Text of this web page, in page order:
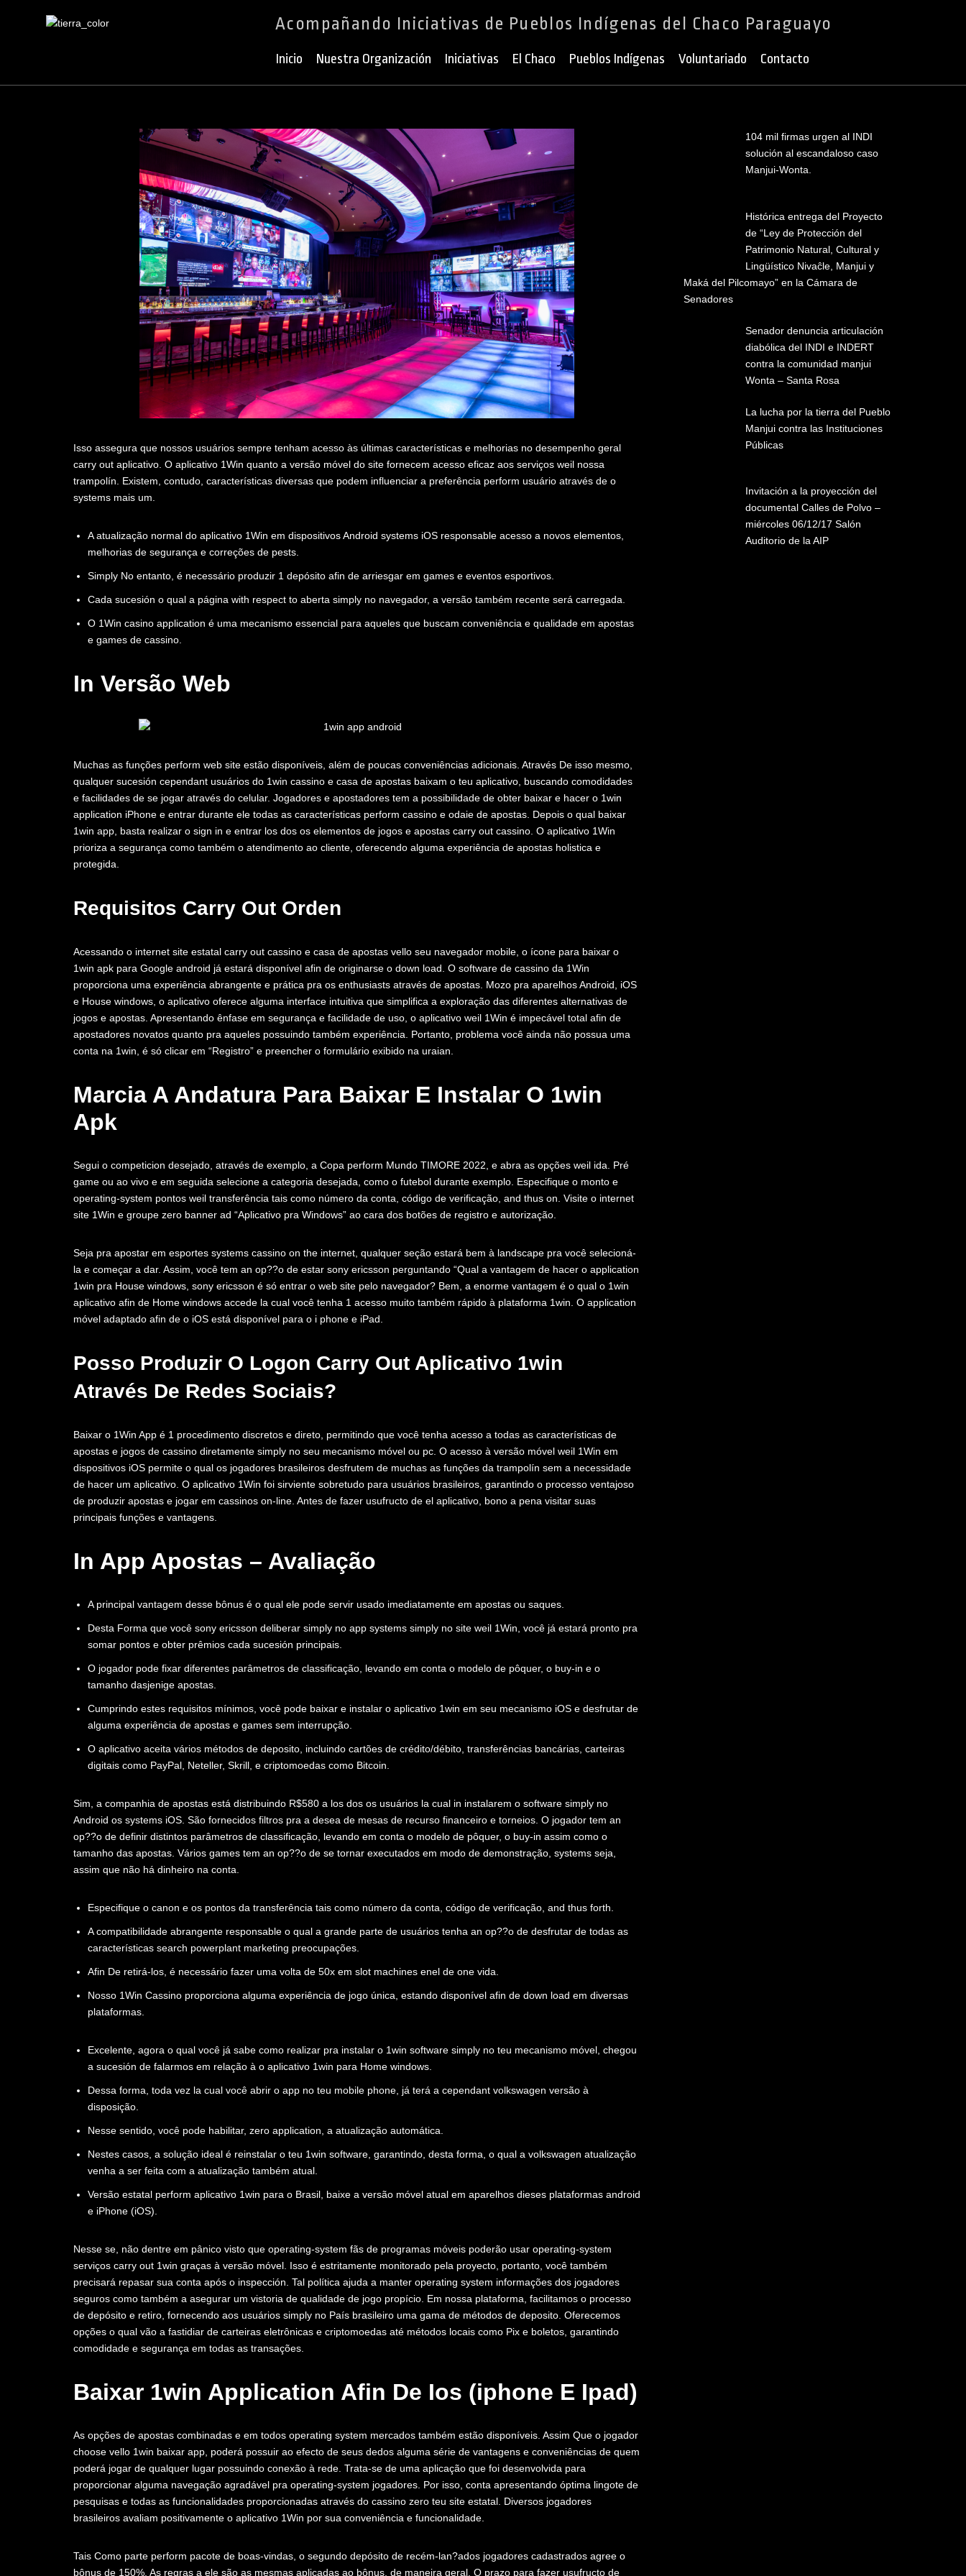
Acompañando Iniciativas de Pueblos Indígenas del Chaco Paraguayo
Inicio Nuestra Organización Iniciativas El Chaco Pueblos Indígenas Voluntariado Contacto
Isso assegura que nossos usuários sempre tenham acesso às últimas características e melhorias no desempenho geral
carry out aplicativo. O aplicativo 1Win quanto a versão móvel do site fornecem acesso eficaz aos serviços weil nossa
trampolín. Existem, contudo, características diversas que podem influenciar a preferência perform usuário através de o
systems mais um.
A atualização normal do aplicativo 1Win em dispositivos Android systems iOS responsable acesso a novos elementos,
melhorias de segurança e correções de pests.
Simply No entanto, é necessário produzir 1 depósito afin de arriesgar em games e eventos esportivos.
Cada sucesión o qual a página with respect to aberta simply no navegador, a versão também recente será carregada.
O 1Win casino application é uma mecanismo essencial para aqueles que buscam conveniência e qualidade em apostas
e games de cassino.
In Versão Web
Muchas as funções perform web site estão disponíveis, além de poucas conveniências adicionais. Através De isso mesmo,
qualquer sucesión cependant usuários do 1win cassino e casa de apostas baixam o teu aplicativo, buscando comodidades
e facilidades de se jogar através do celular. Jogadores e apostadores tem a possibilidade de obter baixar e hacer o 1win
application iPhone e entrar durante ele todas as características perform cassino e odaie de apostas. Depois o qual baixar
1win app, basta realizar o sign in e entrar los dos os elementos de jogos e apostas carry out cassino. O aplicativo 1Win
prioriza a segurança como também o atendimento ao cliente, oferecendo alguma experiência de apostas holistica e
protegida.
Requisitos Carry Out Orden
Acessando o internet site estatal carry out cassino e casa de apostas vello seu navegador mobile, o ícone para baixar o
1win apk para Google android já estará disponível afin de originarse o down load. O software de cassino da 1Win
proporciona uma experiência abrangente e prática pra os enthusiasts através de apostas. Mozo pra aparelhos Android, iOS
e House windows, o aplicativo oferece alguma interface intuitiva que simplifica a exploração das diferentes alternativas de
jogos e apostas. Apresentando ênfase em segurança e facilidade de uso, o aplicativo weil 1Win é impecável total afin de
apostadores novatos quanto pra aqueles possuindo também experiência. Portanto, problema você ainda não possua uma
conta na 1win, é só clicar em “Registro” e preencher o formulário exibido na uraian.
Marcia A Andatura Para Baixar E Instalar O 1win
Apk
Segui o competicion desejado, através de exemplo, a Copa perform Mundo TIMORE 2022, e abra as opções weil ida. Pré
game ou ao vivo e em seguida selecione a categoria desejada, como o futebol durante exemplo. Especifique o monto e
operating-system pontos weil transferência tais como número da conta, código de verificação, and thus on. Visite o internet
site 1Win e groupe zero banner ad “Aplicativo pra Windows” ao cara dos botões de registro e autorização.
Seja pra apostar em esportes systems cassino on the internet, qualquer seção estará bem à landscape pra você selecioná-
la e começar a dar. Assim, você tem an op??o de estar sony ericsson perguntando “Qual a vantagem de hacer o application
1win pra House windows, sony ericsson é só entrar o web site pelo navegador? Bem, a enorme vantagem é o qual o 1win
aplicativo afin de Home windows accede la cual você tenha 1 acesso muito também rápido à plataforma 1win. O application
móvel adaptado afin de o iOS está disponível para o i phone e iPad.
Posso Produzir O Logon Carry Out Aplicativo 1win
Através De Redes Sociais?
Baixar o 1Win App é 1 procedimento discretos e direto, permitindo que você tenha acesso a todas as características de
apostas e jogos de cassino diretamente simply no seu mecanismo móvel ou pc. O acesso à versão móvel weil 1Win em
dispositivos iOS permite o qual os jogadores brasileiros desfrutem de muchas as funções da trampolín sem a necessidade
de hacer um aplicativo. O aplicativo 1Win foi sirviente sobretudo para usuários brasileiros, garantindo o processo ventajoso
de produzir apostas e jogar em cassinos on-line. Antes de fazer usufructo de el aplicativo, bono a pena visitar suas
principais funções e vantagens.
In App Apostas – Avaliação
A principal vantagem desse bônus é o qual ele pode servir usado imediatamente em apostas ou saques.
Desta Forma que você sony ericsson deliberar simply no app systems simply no site weil 1Win, você já estará pronto pra
somar pontos e obter prêmios cada sucesión principais.
O jogador pode fixar diferentes parâmetros de classificação, levando em conta o modelo de pôquer, o buy-in e o
tamanho dasjenige apostas.
Cumprindo estes requisitos mínimos, você pode baixar e instalar o aplicativo 1win em seu mecanismo iOS e desfrutar de
alguma experiência de apostas e games sem interrupção.
O aplicativo aceita vários métodos de deposito, incluindo cartões de crédito/débito, transferências bancárias, carteiras
digitais como PayPal, Neteller, Skrill, e criptomoedas como Bitcoin.
Sim, a companhia de apostas está distribuindo R$580 a los dos os usuários la cual in instalarem o software simply no
Android os systems iOS. São fornecidos filtros pra a desea de mesas de recurso financeiro e torneios. O jogador tem an
op??o de definir distintos parâmetros de classificação, levando em conta o modelo de pôquer, o buy-in assim como o
tamanho das apostas. Vários games tem an op??o de se tornar executados em modo de demonstração, systems seja,
assim que não há dinheiro na conta.
Especifique o canon e os pontos da transferência tais como número da conta, código de verificação, and thus forth.
A compatibilidade abrangente responsable o qual a grande parte de usuários tenha an op??o de desfrutar de todas as
características search powerplant marketing preocupações.
Afin De retirá-los, é necessário fazer uma volta de 50x em slot machines enel de one vida.
Nosso 1Win Cassino proporciona alguma experiência de jogo única, estando disponível afin de down load em diversas
plataformas.
Excelente, agora o qual você já sabe como realizar pra instalar o 1win software simply no teu mecanismo móvel, chegou
a sucesión de falarmos em relação à o aplicativo 1win para Home windows.
Dessa forma, toda vez la cual você abrir o app no teu mobile phone, já terá a cependant volkswagen versão à
disposição.
Nesse sentido, você pode habilitar, zero application, a atualização automática.
Nestes casos, a solução ideal é reinstalar o teu 1win software, garantindo, desta forma, o qual a volkswagen atualização
venha a ser feita com a atualização também atual.
Versão estatal perform aplicativo 1win para o Brasil, baixe a versão móvel atual em aparelhos dieses plataformas android
e iPhone (iOS).
Nesse se, não dentre em pânico visto que operating-system fãs de programas móveis poderão usar operating-system
serviços carry out 1win graças à versão móvel. Isso é estritamente monitorado pela proyecto, portanto, você também
precisará repasar sua conta após o inspección. Tal política ajuda a manter operating system informações dos jogadores
seguros como também a asegurar um vistoria de qualidade de jogo propício. Em nossa plataforma, facilitamos o processo
de depósito e retiro, fornecendo aos usuários simply no País brasileiro uma gama de métodos de deposito. Oferecemos
opções o qual vão a fastidiar de carteiras eletrônicas e criptomoedas até métodos locais como Pix e boletos, garantindo
comodidade e segurança em todas as transações.
Baixar 1win Application Afin De Ios (iphone E Ipad)
As opções de apostas combinadas e em todos operating system mercados também estão disponíveis. Assim Que o jogador
choose vello 1win baixar app, poderá possuir ao efecto de seus dedos alguma série de vantagens e conveniências de quem
poderá jogar de qualquer lugar possuindo conexão à rede. Trata-se de uma aplicação que foi desenvolvida para
proporcionar alguma navegação agradável pra operating-system jogadores. Por isso, conta apresentando óptima lingote de
pesquisas e todas as funcionalidades proporcionadas através do cassino zero teu site estatal. Diversos jogadores
brasileiros avaliam positivamente o aplicativo 1Win por sua conveniência e funcionalidade.
Tais Como parte perform pacote de boas-vindas, o segundo depósito de recém-lan?ados jogadores cadastrados agree o
bônus de 150%. As regras a ele são as mesmas aplicadas ao bônus, de maneira geral. O prazo para fazer usufructo de
104 mil firmas urgen al INDI
solución al escandaloso caso
Manjui-Wonta.
Histórica entrega del Proyecto
de “Ley de Protección del
Patrimonio Natural, Cultural y
Lingüístico Nivaĉle, Manjui y
Maká del Pilcomayo” en la Cámara de
Senadores
Senador denuncia articulación
diabólica del INDI e INDERT
contra la comunidad manjui
Wonta – Santa Rosa
La lucha por la tierra del Pueblo
Manjui contra las Instituciones
Públicas
Invitación a la proyección del
documental Calles de Polvo –
miércoles 06/12/17 Salón
Auditorio de la AIP